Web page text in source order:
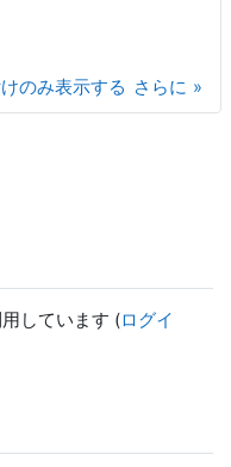
さらに
のみ表示する
しています (ログイ